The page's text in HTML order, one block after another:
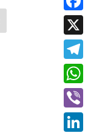
X
Viber